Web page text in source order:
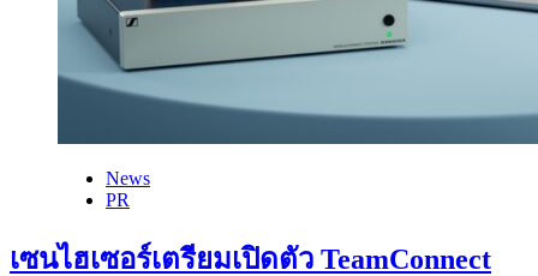
News
PR
เซนไฮเซอร์เตรียมเปิดตัว TeamConnect